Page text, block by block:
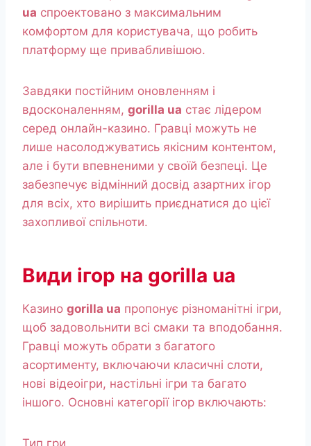
ua спроектовано з максимальним
комфортом для користувача, що робить
платформу ще привабливішою.
Завдяки постійним оновленням і
вдосконаленням, gorilla ua стає лідером
серед онлайн-казино. Гравці можуть не
лише насолоджуватись якісним контентом,
але і бути впевненими у своїй безпеці. Це
забезпечує відмінний досвід азартних ігор
для всіх, хто вирішить приєднатися до цієї
захопливої спільноти.
Види ігор на gorilla ua
Казино gorilla ua пропонує різноманітні ігри,
щоб задовольнити всі смаки та вподобання.
Гравці можуть обрати з багатого
асортименту, включаючи класичні слоти,
нові відеоігри, настільні ігри та багато
іншого. Основні категорії ігор включають: